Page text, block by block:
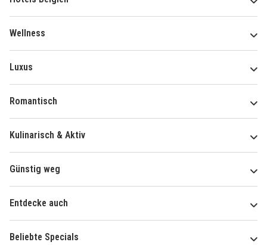
Wellness
Luxus
Romantisch
Kulinarisch & Aktiv
Günstig weg
Entdecke auch
Beliebte Specials